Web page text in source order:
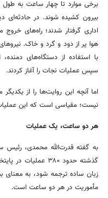
برخی موارد تا چهار ساعت به طول
اداری گرفتار شدند؛ راه‌های
هوا پر از دود و گرد و خاک.
با استفاده از دستگاه‌های
سپس عملیات نجات را آغاز کردند.
اما آنچه این روایت‌ها را از
نیست؛ مقیاسی است که این
هر دو ساعت، یک عملیات
گذشته حدود ۳۸۰
مأموریت در هر دو ساعت است.